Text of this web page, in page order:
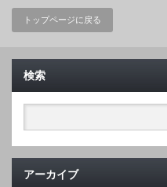
トップページに戻る
検索
アーカイブ